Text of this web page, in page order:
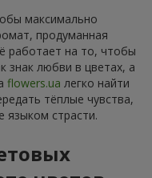
максимально
продуманная
работает на то, чтобы
знак любви в цветах, а
flowers.ua легко найти
тёплые чувства,
языком страсти.